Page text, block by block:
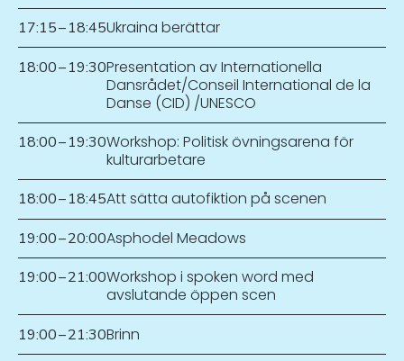
17:15–18:45Ukraina berättar
18:00–19:30Presentation av Internationella
Dansrådet/Conseil International de la
Danse (CID) /UNESCO
18:00–19:30Workshop: Politisk övningsarena för
kulturarbetare
18:00–18:45Att sätta autofiktion på scenen
19:00–20:00Asphodel Meadows
19:00–21:00Workshop i spoken word med
avslutande öppen scen
19:00–21:30Brinn